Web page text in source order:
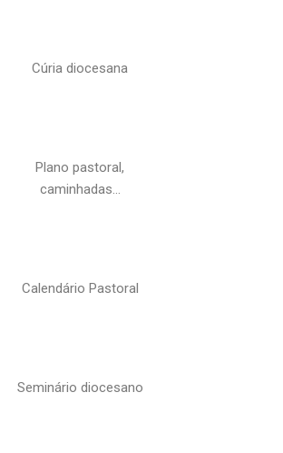
Cúria diocesana
Plano pastoral,
caminhadas…
Calendário Pastoral
Seminário diocesano